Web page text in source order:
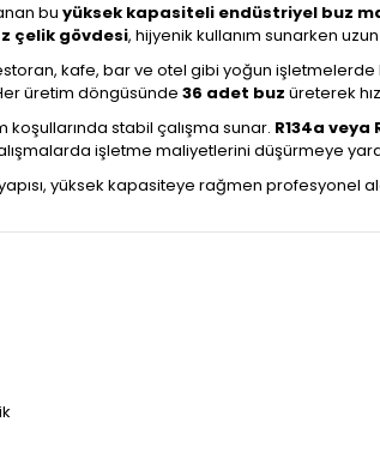
bu yüksek kapasiteli endüstriyel buz
çelik gövdesi, hijyenik kullanım sunarken
kafe, bar ve otel gibi yoğun işletmelerde
üretim döngüsünde 36 adet buz üreterek
stabil çalışma sunar. R134a veya
işletme maliyetlerini düşürmeye
yüksek kapasiteye rağmen profesyonel